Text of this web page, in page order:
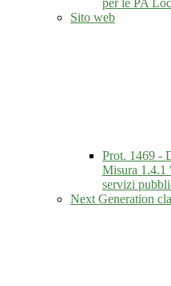
per le PA
Sito web
Prot. 1469 -
Misura 1.4.1
servizi
Next Generation